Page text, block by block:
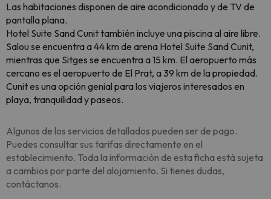
Las habitaciones disponen de aire acondicionado y de TV de
pantalla plana.
Hotel Suite Sand Cunit también incluye una piscina al aire libre.
Salou se encuentra a 44 km de arena Hotel Suite Sand Cunit,
mientras que Sitges se encuentra a 15 km. El aeropuerto más
cercano es el aeropuerto de El Prat, a 39 km de la propiedad.
Cunit es una opción genial para los viajeros interesados en
playa, tranquilidad y paseos.
Algunos de los servicios detallados pueden ser de pago.
Puedes consultar sus tarifas directamente en el
establecimiento. Toda la información de esta ficha está sujeta
a cambios por parte del alojamiento. Si tienes dudas,
contáctanos.